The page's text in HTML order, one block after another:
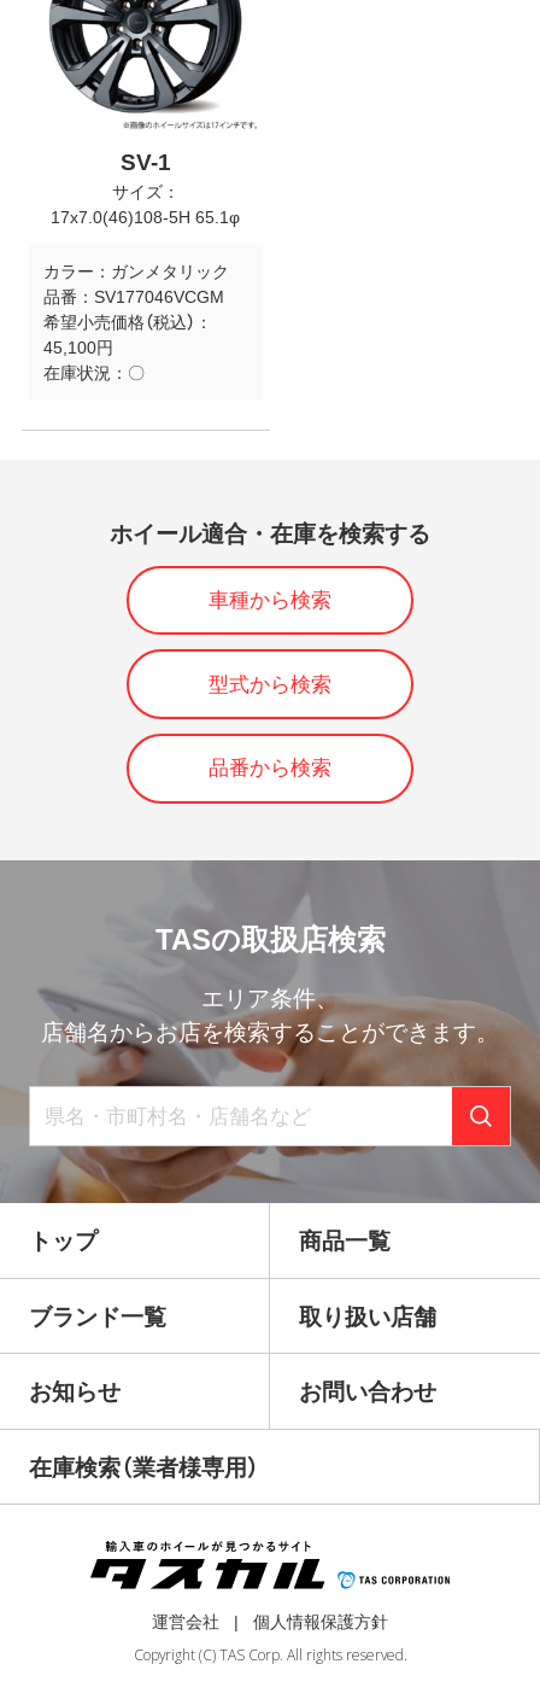
SV-1
サイズ：
17x7.0(46)108-5H 65.1φ
カラー： ガンメタリック
品番： SV177046VCGM
希望小売価格（税込）：
45,100円
在庫状況： 〇
ホイール適合・在庫を検索する
車種から検索
型式から検索
品番から検索
TASの取扱店検索
エリア条件、
店舗名からお店を検索することができます。
トップ 商品一覧
ブランド一覧 取り扱い店舗
お知らせ お問い合わせ
在庫検索（業者様専用）
運営会社
個人情報保護方針
Copyright (C) TAS Corp. All rights reserved.